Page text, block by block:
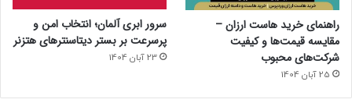
راهنمای خرید هاست ارزان –
مقایسه قیمت‌ها و کیفیت
شرکت‌های محبوب
25 آبان 1404
سرور ابری آلمان؛ انتخاب امن و
پرسرعت بر بستر دیتاسنترهای هتزنر
23 آبان 1404